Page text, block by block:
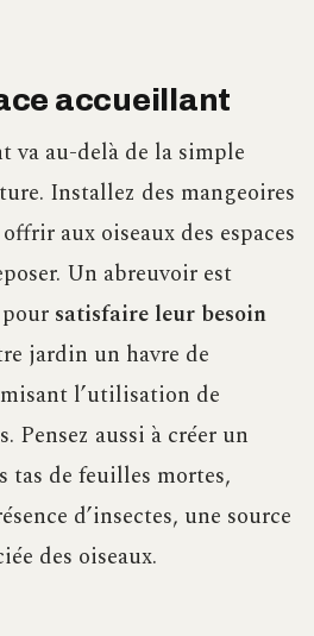
accueillant
va au-delà de la simple
Installez des mangeoires
aux oiseaux des espaces
Un abreuvoir est
satisfaire leur besoin
jardin un havre de
l’utilisation de
Pensez aussi à créer un
tas de feuilles mortes,
d’insectes, une source
des oiseaux.